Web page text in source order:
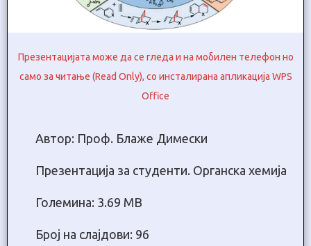
Презентацијата може да се гледа и на мобилен телефон но
само за читање (Read Only), со инсталирана апликација WPS
Office
Автор: Проф. Блаже Димески
Презентација за студенти. Oрганска хемија
Големина: 3.69 МB
Број на слајдови: 96